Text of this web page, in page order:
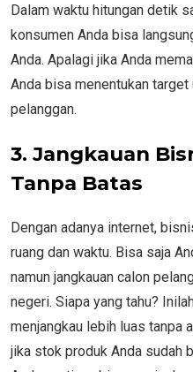
Dalam waktu hitungan detik
konsumen Anda bisa
Anda. Apalagi jika Anda
Anda bisa menentukan
pelanggan.
3. Jangkauan
Tanpa Batas
Dengan adanya internet,
ruang dan waktu. Bisa saja
namun jangkauan calon
negeri. Siapa yang tahu?
menjangkau lebih luas tanpa
jika stok produk Anda sudah